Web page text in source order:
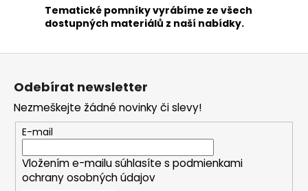
Tematické pomníky vyrábíme ze všech
dostupných materiálů z naší nabídky.
Odebírat newsletter
Nezmeškejte žádné novinky či slevy!
E-mail
Vložením e-mailu súhlasíte s podmienkami
ochrany osobných údajov